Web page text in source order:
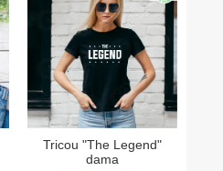
Tricou "The Legend"
dama